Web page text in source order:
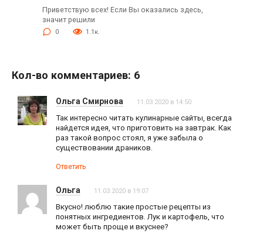
Приветствую всех! Если Вы оказались здесь,
значит решили
0 1.1к.
Кол-во комментариев: 6
Ольга Смирнова 11.03.2020 в 14:50
Так интересно читать кулинарные сайты, всегда
найдется идея, что приготовить на завтрак. Как
раз такой вопрос стоял, я уже забыла о
существовании драников.
Ответить
Ольга 11.03.2020 в 19:07
Вкусно! люблю такие простые рецепты из
понятных ингредиентов. Лук и картофель, что
может быть проще и вкуснее?